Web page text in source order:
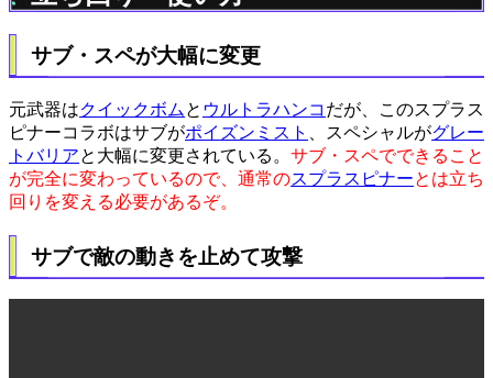
サブ・スペが大幅に変更
元武器はクイックボム と ウルトラハンコ だが、このスプラス
ピナーコラボはサブがポイズンミスト 、スペシャルがグレー
トバリアと大幅に変更されている。 サブ・スペでできること
が完全に変わっているので、通常のスプラスピナーとは立ち
回りを変える必要があるぞ。
サブで敵の動きを止めて攻撃